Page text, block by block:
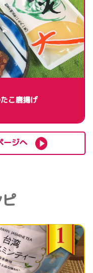
こ唐揚げ
ージへ